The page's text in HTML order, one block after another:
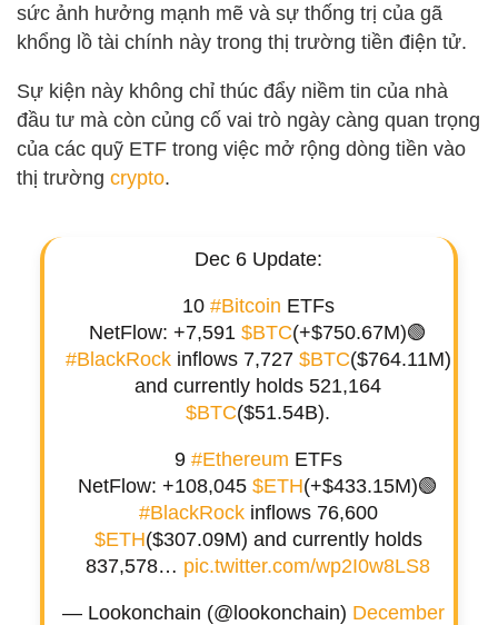
sức ảnh hưởng mạnh mẽ và sự thống trị của gã
khổng lồ tài chính này trong thị trường tiền điện tử.
Sự kiện này không chỉ thúc đẩy niềm tin của nhà
đầu tư mà còn củng cố vai trò ngày càng quan trọng
của các quỹ ETF trong việc mở rộng dòng tiền vào
thị trường crypto.
Dec 6 Update:
10 #Bitcoin ETFs
NetFlow: +7,591 $BTC(+$750.67M)🟢
#BlackRockinflows 7,727 $BTC($764.11M)
and currently holds 521,164
$BTC($51.54B).
9 #Ethereum ETFs
NetFlow: +108,045 $ETH(+$433.15M)🟢
#BlackRockinflows 76,600
$ETH($307.09M) and currently holds
837,578… pic.twitter.com/wp2I0w8LS8
— Lookonchain (@lookonchain) December